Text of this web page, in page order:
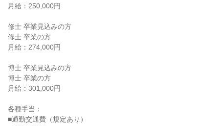
月給：250,000円
修士 卒業見込みの方
修士 卒業の方
月給：274,000円
博士 卒業見込みの方
博士 卒業の方
月給：301,000円
各種手当：
■通勤交通費（規定あり）